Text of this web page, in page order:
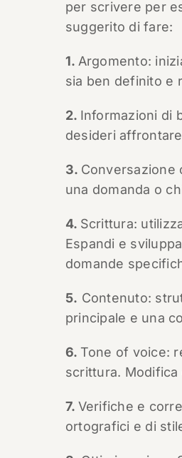
per scrivere per
suggerito di fare:
1. Argomento:
sia ben definito e
2. Informazioni di
desideri
3. Conversazione
una domanda o
4. Scrittura:
Espandi e
domande
5. Contenuto:
principale e una
6. Tone of voice:
scrittura.
7. Verifiche e
ortografici e di